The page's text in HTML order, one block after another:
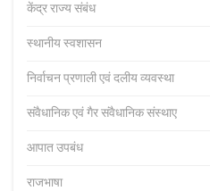
केंद्र राज्य संबंध
स्थानीय स्वशासन
निर्वाचन प्रणाली एवं दलीय व्यवस्था
संवैधानिक एवं गैर संवैधानिक संस्थाए
आपात उपबंध
राजभाषा